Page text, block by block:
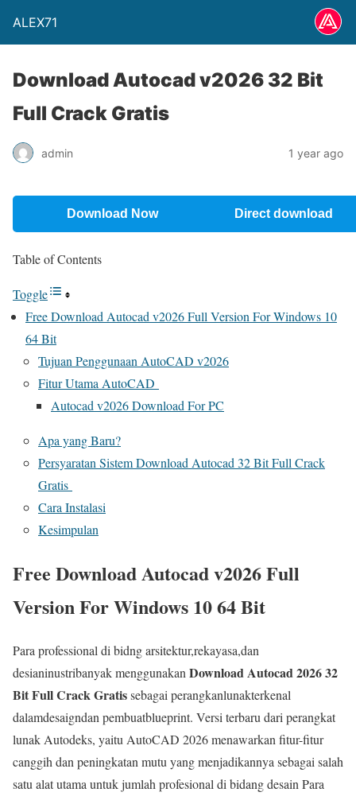
ALEX71
Download Autocad v2026 32 Bit
Full Crack Gratis
admin 1 year ago
Download Now Direct download
Table of Contents
Toggle
Free Download Autocad v2026 Full Version For Windows 10
64 Bit
Tujuan Penggunaan AutoCAD v2026
Fitur Utama AutoCAD
Autocad v2026 Download For PC
Apa yang Baru?
Persyaratan Sistem Download Autocad 32 Bit Full Crack
Gratis
Cara Instalasi
Kesimpulan
Free Download Autocad v2026 Full
Version For Windows 10 64 Bit
Para professional di bidng arsitektur,rekayasa,dan
desianinustribanyak menggunakan Download Autocad 2026 32
Bit Full Crack Gratissebagai perangkanlunakterkenal
dalamdesaigndan pembuatblueprint. Versi terbaru dari perangkat
lunak Autodeks, yaitu AutoCAD 2026 menawarkan fitur-fitur
canggih dan peningkatan mutu yang menjadikannya sebagai salah
satu alat utama untuk jumlah profesional di bidang desain Para